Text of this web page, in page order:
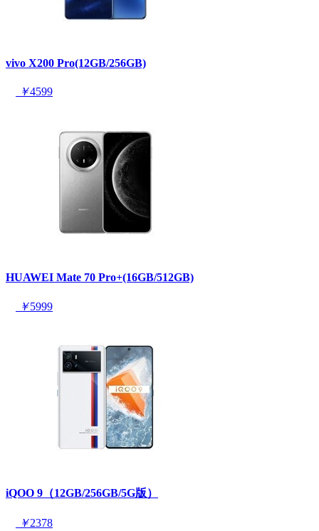
vivo X200 Pro(12GB/256GB)
￥4599
HUAWEI Mate 70 Pro+(16GB/512GB)
￥5999
iQOO 9（12GB/256GB/5G版）
￥2378